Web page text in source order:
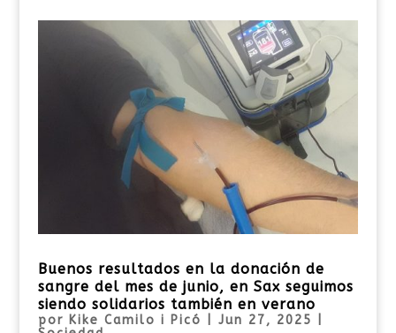
Buenos resultados en la donación de
sangre del mes de junio, en Sax seguimos
siendo solidarios también en verano
por Kike Camilo i Picó Jun 27, 2025